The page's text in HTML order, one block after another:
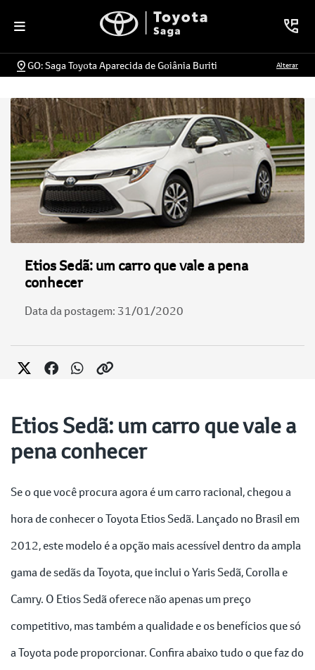
GO: Saga Toyota Aparecida de Goiânia Buriti Alterar
Etios Sedã: um carro que vale a pena
conhecer
Data da postagem: 31/01/2020
Etios Sedã: um carro que vale a
pena conhecer
Se o que você procura agora é um carro racional, chegou a
hora de conhecer o Toyota Etios Sedã. Lançado no Brasil em
2012, este modelo é a opção mais acessível dentro da ampla
gama de sedãs da Toyota, que inclui o Yaris Sedã, Corolla e
Camry. O Etios Sedã oferece não apenas um preço
competitivo, mas também a qualidade e os benefícios que só
a Toyota pode proporcionar. Confira abaixo tudo o que faz do